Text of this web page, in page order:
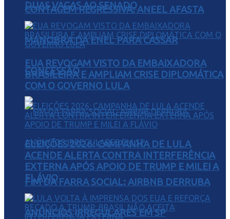
CONTAGEM REGRESSIVA: ANEEL AFASTA
MANOBRA DA ENEL PARA CASSAR
CONCESSÃO
FIM DA FARRA SOCIAL: AIRBNB DERRUBA
ANÚNCIOS IRREGULARES EM SP
DUAS VAGAS AO SENADO
EUA REVOGAM VISTO DA EMBAIXADORA
BRASILEIRA E AMPLIAM CRISE DIPLOMÁTICA
COM O GOVERNO LULA
ELEIÇÕES 2026: CAMPANHA DE LULA
ACENDE ALERTA CONTRA INTERFERÊNCIA
EXTERNA APÓS APOIO DE TRUMP E MILEI A
FLÁVIO